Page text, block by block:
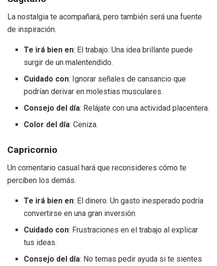
La nostalgia te acompañará, pero también será una fuente
de inspiración.
Te irá bien en: El trabajo. Una idea brillante puede
surgir de un malentendido.
Cuidado con: Ignorar señales de cansancio que
podrían derivar en molestias musculares.
Consejo del día: Relájate con una actividad placentera.
Color del día: Ceniza.
Capricornio
Un comentario casual hará que reconsideres cómo te
perciben los demás.
Te irá bien en: El dinero. Un gasto inesperado podría
convertirse en una gran inversión.
Cuidado con: Frustraciones en el trabajo al explicar
tus ideas.
Consejo del día: No temas pedir ayuda si te sientes